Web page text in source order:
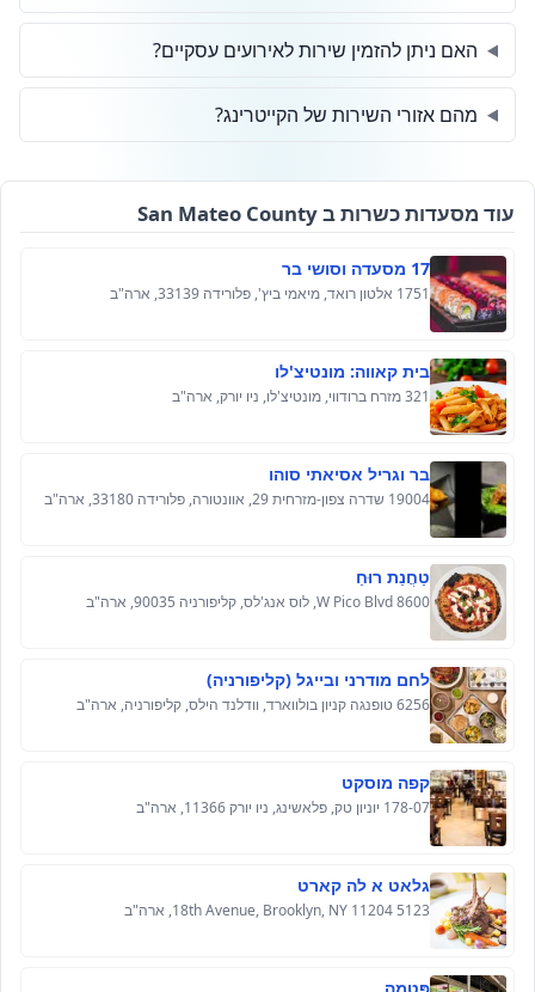
האם ניתן להזמין שירות לאירועים עסקיים?
מהם אזורי השירות של הקייטרינג?
עוד מסעדות כשרות ב San Mateo County
17 מסעדה וסושי בר
1751 אלטון רואד, מיאמי ביץ', פלורידה 33139, ארה"ב
בית קאווה: מונטיצ'לו
321 מזרח ברודווי, מונטיצ'לו, ניו יורק, ארה"ב
בר וגריל אסיאתי סוהו
19004 שדרה צפון-מזרחית 29, אוונטורה, פלורידה 33180, ארה"ב
טַחֲנַת רוּחַ
8600 W Pico Blvd, לוס אנג'לס, קליפורניה 90035, ארה"ב
לחם מודרני ובייגל (קליפורניה)
6256 טופנגה קניון בולווארד, וודלנד הילס, קליפורניה, ארה"ב
קפה מוסקט
178-07 יוניון טק, פלאשינג, ניו יורק 11366, ארה"ב
גלאט א לה קארט
5123 18th Avenue, Brooklyn, NY 11204, ארה"ב